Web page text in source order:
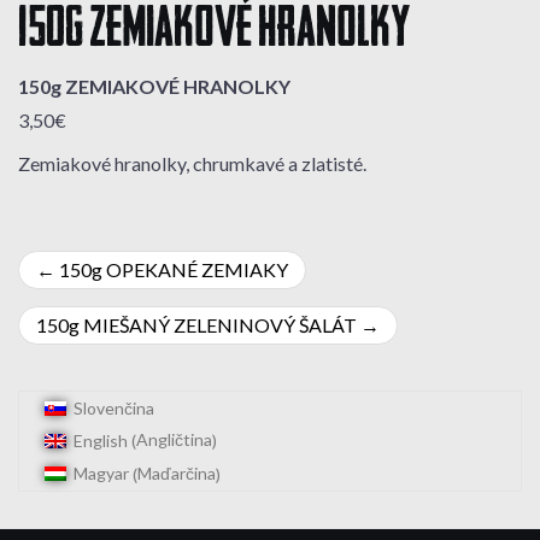
150g ZEMIAKOVÉ HRANOLKY
150g ZEMIAKOVÉ HRANOLKY
3,50€
Zemiakové hranolky, chrumkavé a zlatisté.
Navigácia
v
150g OPEKANÉ ZEMIAKY
150g MIEŠANÝ ZELENINOVÝ ŠALÁT
Slovenčina
English (Angličtina)
Magyar(Maďarčina)